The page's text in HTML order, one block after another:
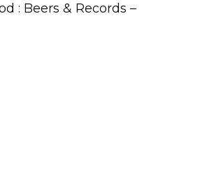
: Beers & Records –